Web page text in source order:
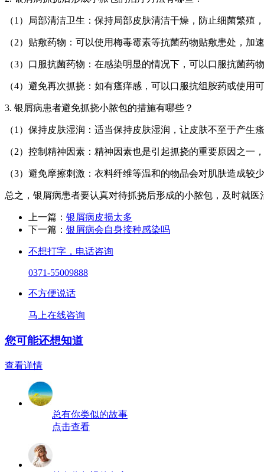
（1）局部清洁卫生：保持局部皮肤清洁干燥，防止细菌繁殖
（2）贴敷药物：可以使用梅毒霉素等抗菌药物贴敷患处，加速
（3）口服抗菌药物：在感染明显的情况下，可以口服抗菌药
（4）避免再次抓挠：如有瘙痒感，可以口服抗组胺药或使用
3. 银屑病患者避免抓挠小脓包的措施有哪些？
（1）保持皮肤湿润：适当保持皮肤湿润，让皮肤不至于产生
（2）控制精神因素：精神因素也是引起抓挠的重要原因之一
（3）避免摩擦刺激：衣料纤维等温和的物品会对肌肤造成较
总之，银屑病患者要认真对待抓挠后形成的小脓包，及时就
上一篇： 银屑病皮损太多
下一篇： 银屑病会自身接种感染吗
不想打字，电话咨询
0371-55009888
不方便说话
马上在线咨询
您可能还想知道
查看详情
总有你类似的故事
点击查看